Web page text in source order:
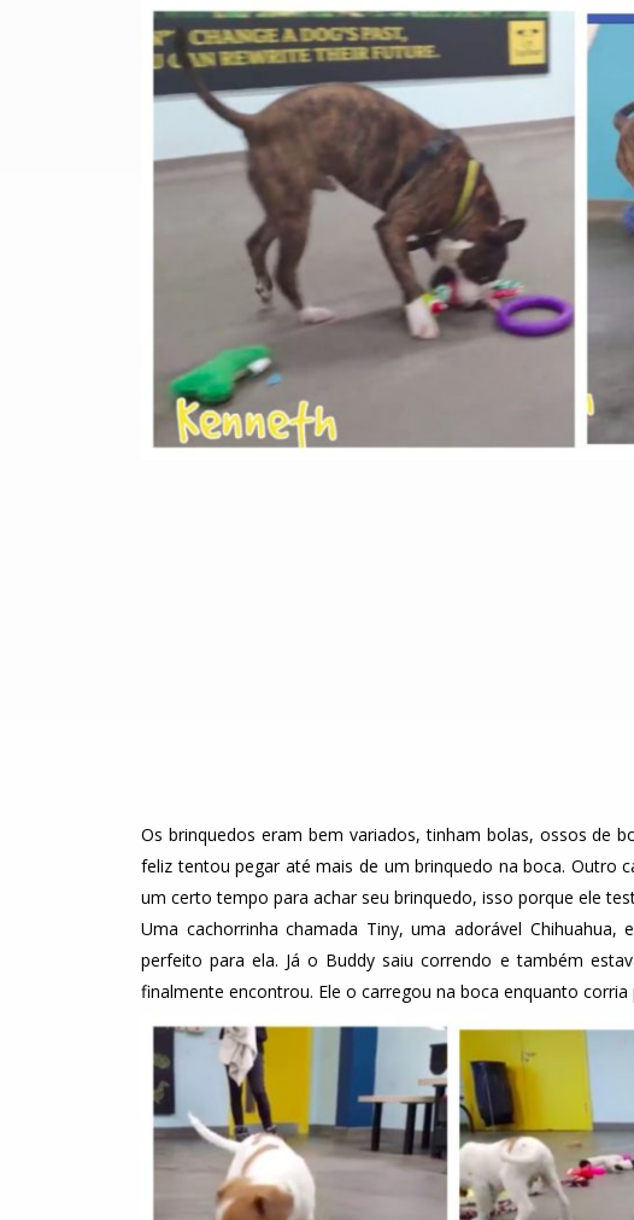
Os brinquedos eram bem variados, tinham bolas, ossos de
feliz tentou pegar até mais de um brinquedo na boca. Outro
um certo tempo para achar seu brinquedo, isso porque ele
Uma cachorrinha chamada Tiny, uma adorável
perfeito para ela. Já o Buddy saiu correndo e também
finalmente encontrou. Ele o carregou na boca enquanto corria